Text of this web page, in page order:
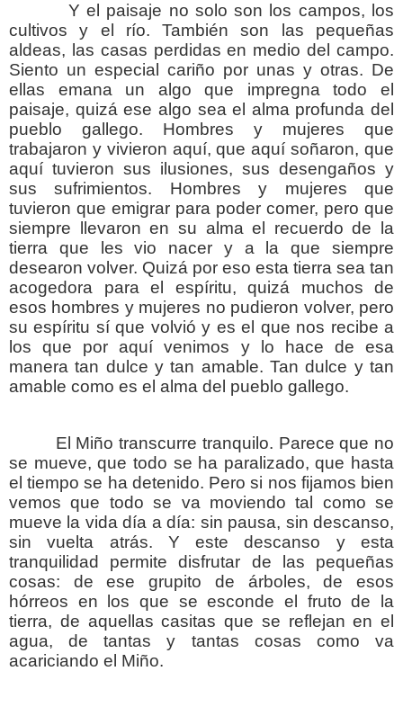
Y el paisaje no solo son los campos, los
cultivos y el río. También son las pequeñas
aldeas, las casas perdidas en medio del campo.
Siento un especial cariño por unas y otras. De
ellas emana un algo que impregna todo el
paisaje, quizá ese algo sea el alma profunda del
pueblo gallego. Hombres y mujeres que
trabajaron y vivieron aquí, que aquí soñaron, que
aquí tuvieron sus ilusiones, sus desengaños y
sus sufrimientos. Hombres y mujeres que
tuvieron que emigrar para poder comer, pero que
siempre llevaron en su alma el recuerdo de la
tierra que les vio nacer y a la que siempre
desearon volver. Quizá por eso esta tierra sea tan
acogedora para el espíritu, quizá muchos de
esos hombres y mujeres no pudieron volver, pero
su espíritu sí que volvió y es el que nos recibe a
los que por aquí venimos y lo hace de esa
manera tan dulce y tan amable. Tan dulce y tan
amable como es el alma del pueblo gallego.
El Miño transcurre tranquilo. Parece que no
se mueve, que todo se ha paralizado, que hasta
el tiempo se ha detenido. Pero si nos fijamos bien
vemos que todo se va moviendo tal como se
mueve la vida día a día: sin pausa, sin descanso,
sin vuelta atrás. Y este descanso y esta
tranquilidad permite disfrutar de las pequeñas
cosas: de ese grupito de árboles, de esos
hórreos en los que se esconde el fruto de la
tierra, de aquellas casitas que se reflejan en el
agua, de tantas y tantas cosas como va
acariciando el Miño.